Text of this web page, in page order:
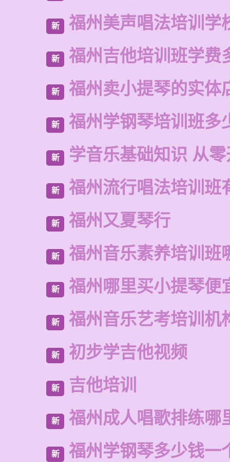
新 福州美声唱法培训学
新 福州吉他培训班学费
新 福州卖小提琴的实体
新 福州学钢琴培训班多
新 学音乐基础知识 从
新 福州流行唱法培训班
新 福州又夏琴行
新 福州音乐素养培训班
新 福州哪里买小提琴便
新 福州音乐艺考培训机
新 初步学吉他视频
新 吉他培训
新 福州成人唱歌排练哪
新 福州学钢琴多少钱一